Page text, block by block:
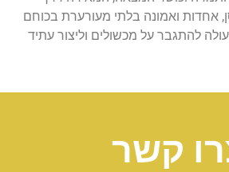
אחדות ואמונה בלתי מעורערת בכוחם
להתגבר על מכשולים וליצור עתיד
קשר